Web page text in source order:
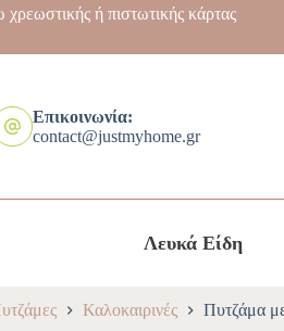
ή πιστωτικής κάρτας
Επικοινωνία:
contact@justmyhome.gr
Λευκά Είδη
Καλοκαιρινές Πυτζάμα